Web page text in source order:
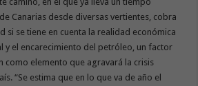
Canarias desde diversas vertientes, cobra
si se tiene en cuenta la realidad económica
y el encarecimiento del petróleo, un factor
como elemento que agravará la crisis
“Se estima que en lo que va de año el